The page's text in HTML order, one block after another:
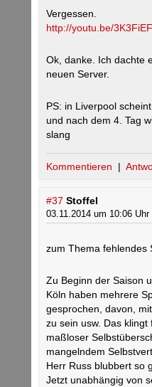
Vergessen.
http://youtu.be/
Ok, danke. Ich dachte
neuen Server.
PS: in Liverpool
und nach dem 4. Tag
slang
Kommentieren |
#37 Stoffel
03.11.2014 um 10:06 Uhr
zum Thema fehlendes
Zu Beginn der Saison
Köln haben mehrere
gesprochen, davon,
zu sein usw. Das
maßloser
mangelndem
Herr Russ blubbert so
Jetzt unabhängig von